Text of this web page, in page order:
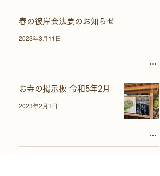
春の彼岸会法要のお知らせ
2023年3月11日
お寺の掲示板 令和5年2月
2023年2月1日